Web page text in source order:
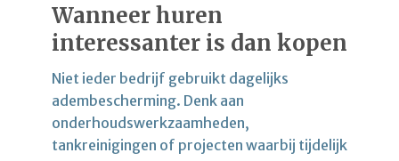
Wanneer huren
interessanter is dan kopen
Niet ieder bedrijf gebruikt dagelijks
adembescherming. Denk aan
onderhoudswerkzaamheden,
tankreinigingen of projecten waarbij tijdelijk